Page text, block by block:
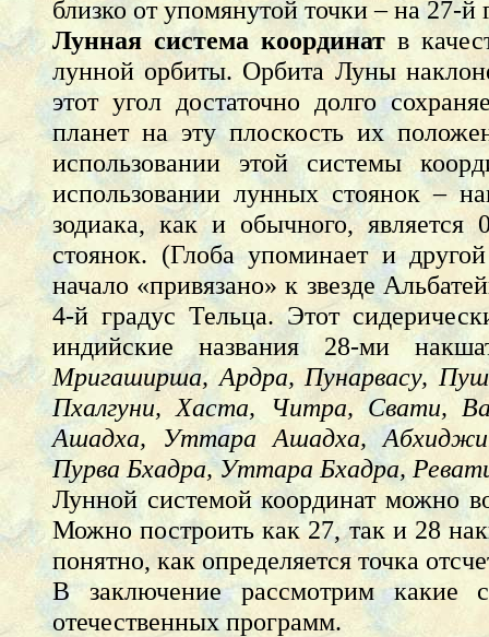
близко от упомянутой точки – на 27-й
Лунная система координат в
лунной орбиты. Орбита Луны
этот угол достаточно долго
планет на эту плоскость их
использовании этой системы
использовании лунных стоянок –
зодиака, как и обычного,
стоянок. (Глоба упоминает и
начало «привязано» к звезде
4-й градус Тельца. Этот
индийские названия 28-ми
Мригаширша, Ардра, Пунарвасу,
Пхалгуни, Хаста, Читра, Свати,
Ашадха, Уттара Ашадха,
Пурва Бхадра, Уттара Бхадра,
Лунной системой координат можно
Можно построить как 27, так и 28
понятно, как определяется точка
В заключение рассмотрим какие
отечественных программ.